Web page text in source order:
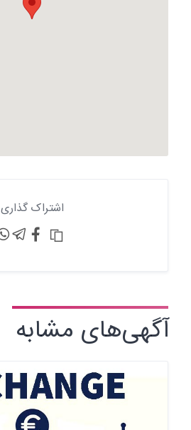
اشتراک گذاری
آگهی‌های مشابه